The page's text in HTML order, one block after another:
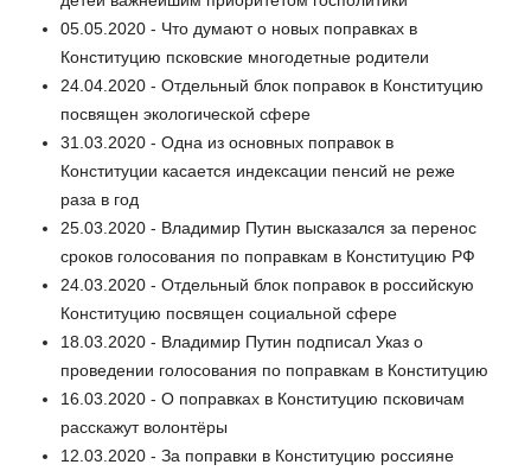
05.05.2020 - Что думают о новых поправках в
Конституцию псковские многодетные родители
24.04.2020 - Отдельный блок поправок в Конституцию
посвящен экологической сфере
31.03.2020 - Одна из основных поправок в
Конституции касается индексации пенсий не реже
раза в год
25.03.2020 - Владимир Путин высказался за перенос
сроков голосования по поправкам в Конституцию РФ
24.03.2020 - Отдельный блок поправок в российскую
Конституцию посвящен социальной сфере
18.03.2020 - Владимир Путин подписал Указ о
проведении голосования по поправкам в Конституцию
16.03.2020 - О поправках в Конституцию псковичам
расскажут волонтёры
12.03.2020 - За поправки в Конституцию россияне